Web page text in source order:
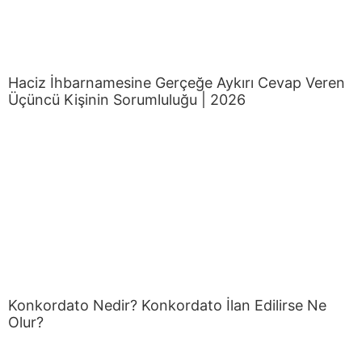
Haciz İhbarnamesine Gerçeğe Aykırı Cevap Veren
Üçüncü Kişinin Sorumluluğu | 2026
Konkordato Nedir? Konkordato İlan Edilirse Ne
Olur?